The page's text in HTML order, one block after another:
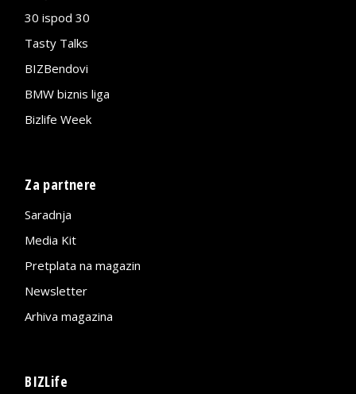
30 ispod 30
Tasty Talks
BIZBendovi
BMW biznis liga
Bizlife Week
Za partnere
Saradnja
Media Kit
Pretplata na magazin
Newsletter
Arhiva magazina
BIZLife